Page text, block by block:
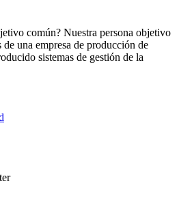
común? Nuestra persona objetivo
de una empresa de producción de
sistemas de gestión de la